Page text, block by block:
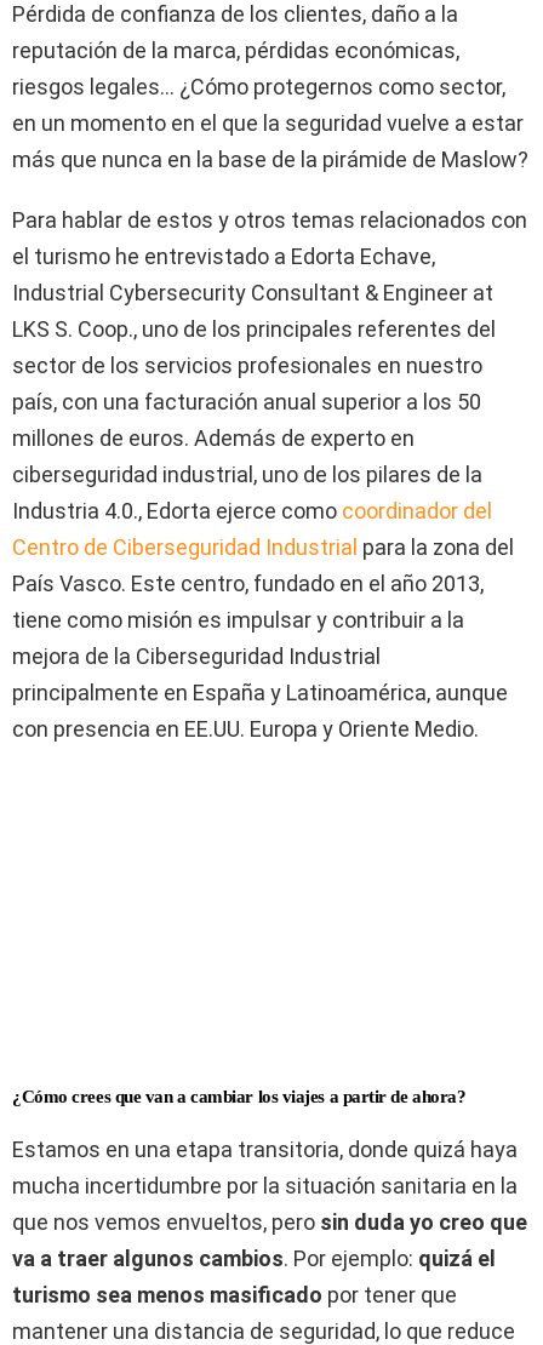
Pérdida de confianza de los clientes, daño a la
reputación de la marca, pérdidas económicas,
riesgos legales… ¿Cómo protegernos como sector,
en un momento en el que la seguridad vuelve a estar
más que nunca en la base de la pirámide de Maslow?
Para hablar de estos y otros temas relacionados con
el turismo he entrevistado a Edorta Echave,
Industrial Cybersecurity Consultant & Engineer at
LKS S. Coop., uno de los principales referentes del
sector de los servicios profesionales en nuestro
país, con una facturación anual superior a los 50
millones de euros. Además de experto en
ciberseguridad industrial, uno de los pilares de la
Industria 4.0., Edorta ejerce como coordinador del
Centro de Ciberseguridad Industrial para la zona del
País Vasco. Este centro, fundado en el año 2013,
tiene como misión es impulsar y contribuir a la
mejora de la Ciberseguridad Industrial
principalmente en España y Latinoamérica, aunque
con presencia en EE.UU. Europa y Oriente Medio.
¿Cómo crees que van a cambiar los viajes a partir de ahora?
Estamos en una etapa transitoria, donde quizá haya
mucha incertidumbre por la situación sanitaria en la
que nos vemos envueltos, pero sin duda yo creo que
va a traer algunos cambios. Por ejemplo: quizá el
turismo sea menos masificado por tener que
mantener una distancia de seguridad, lo que reduce